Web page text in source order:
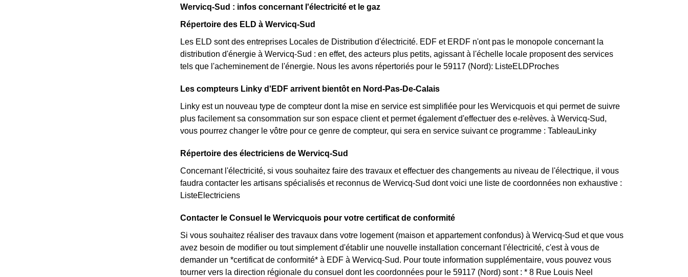
Wervicq-Sud : infos concernant l'électricité et le gaz
Répertoire des ELD à Wervicq-Sud
Les ELD sont des entreprises Locales de Distribution d'électricité. EDF et ERDF n'ont pas le monopole concernant la
distribution d'énergie à Wervicq-Sud : en effet, des acteurs plus petits, agissant à l'échelle locale proposent des services
tels que l'acheminement de l'énergie. Nous les avons répertoriés pour le 59117 (Nord): ListeELDProches
Les compteurs Linky d'EDF arrivent bientôt en Nord-Pas-De-Calais
Linky est un nouveau type de compteur dont la mise en service est simplifiée pour les Wervicquois et qui permet de suivre
plus facilement sa consommation sur son espace client et permet également d'effectuer des e-relèves. à Wervicq-Sud,
vous pourrez changer le vôtre pour ce genre de compteur, qui sera en service suivant ce programme : TableauLinky
Répertoire des électriciens de Wervicq-Sud
Concernant l'électricité, si vous souhaitez faire des travaux et effectuer des changements au niveau de l'électrique, il vous
faudra contacter les artisans spécialisés et reconnus de Wervicq-Sud dont voici une liste de coordonnées non exhaustive :
ListeElectriciens
Contacter le Consuel le Wervicquois pour votre certificat de conformité
Si vous souhaitez réaliser des travaux dans votre logement (maison et appartement confondus) à Wervicq-Sud et que vous
avez besoin de modifier ou tout simplement d'établir une nouvelle installation concernant l'électricité, c'est à vous de
demander un *certificat de conformité* à EDF à Wervicq-Sud. Pour toute information supplémentaire, vous pouvez vous
tourner vers la direction régionale du consuel dont les coordonnées pour le 59117 (Nord) sont : * 8 Rue Louis Neel